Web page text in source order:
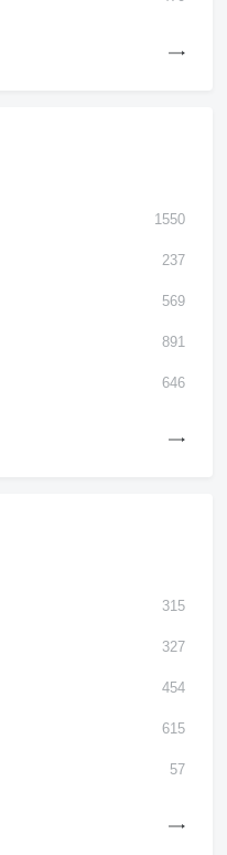
1550
237
569
891
646
315
327
454
615
57